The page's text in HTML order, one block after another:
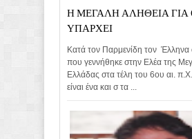
Η ΜΕΓΑΛΗ ΑΛΗΘΕΙΑ ΓΙΑ
ΥΠΑΡΧΕΙ
Κατά τον Παρμενίδη τον Έλληνα
που γεννήθηκε στην Ελέα της
Ελλάδας στα τέλη του 6ου αι.
είναι ένα και σ τα ...